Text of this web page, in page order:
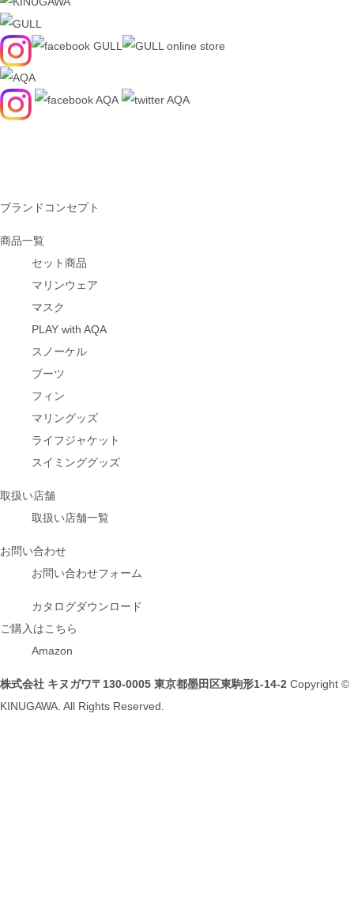
ブランドコンセプト
商品一覧
セット商品
マリンウェア
マスク
PLAY with AQA
スノーケル
ブーツ
フィン
マリングッズ
ライフジャケット
スイミンググッズ
取扱い店舗
取扱い店舗一覧
お問い合わせ
お問い合わせフォーム
カタログダウンロード
ご購入はこちら
Amazon
株式会社 キヌガワ〒130-0005 東京都墨田区東駒形1-14-2 Copyright ©
KINUGAWA. All Rights Reserved.